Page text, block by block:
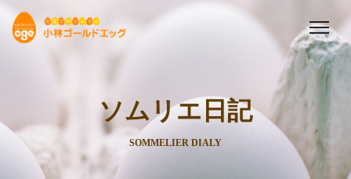
ソムリエ日記
SOMMELIER DIALY